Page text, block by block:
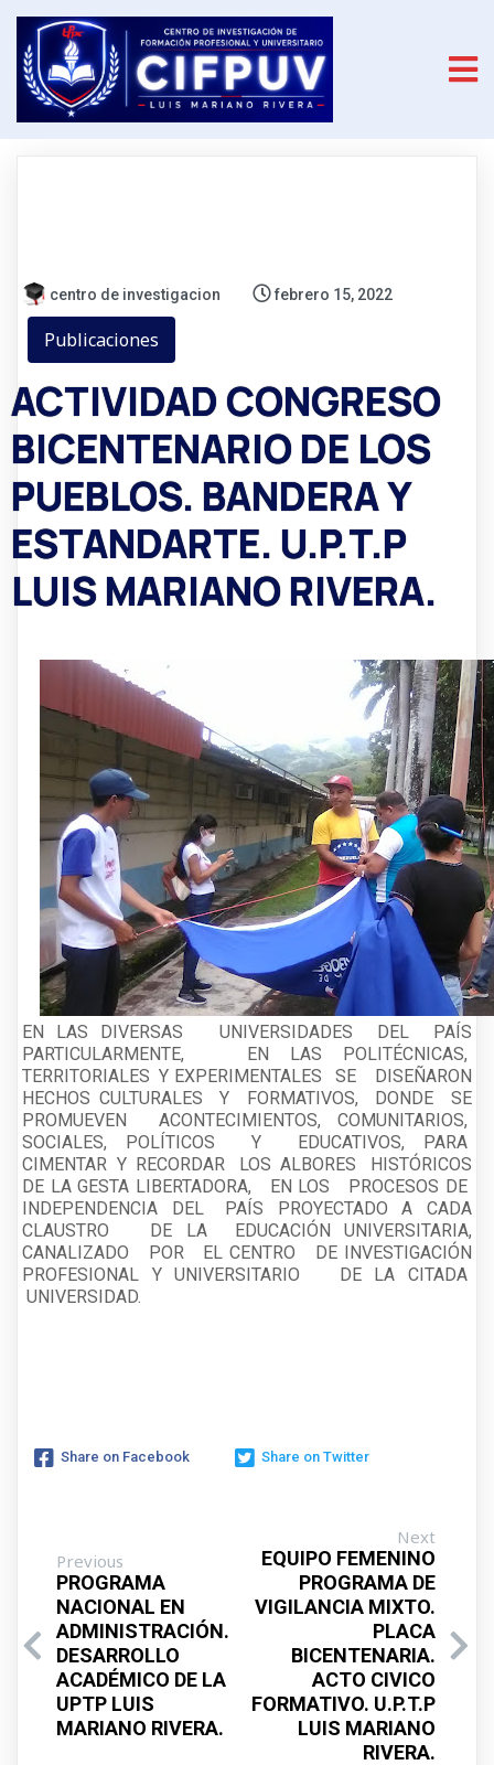
centro de investigacion febrero 15, 2022
Publicaciones
ACTIVIDAD CONGRESO
BICENTENARIO DE LOS
PUEBLOS. BANDERA Y
ESTANDARTE. U.P.T.P
LUIS MARIANO RIVERA.
EN LAS DIVERSAS UNIVERSIDADES DEL PAÍS
PARTICULARMENTE, EN LAS POLITÉCNICAS,
TERRITORIALES Y EXPERIMENTALES SE DISEÑARON
HECHOS CULTURALES Y FORMATIVOS, DONDE SE
PROMUEVEN ACONTECIMIENTOS, COMUNITARIOS,
SOCIALES, POLÍTICOS Y EDUCATIVOS, PARA
CIMENTAR Y RECORDAR LOS ALBORES HISTÓRICOS
DE LA GESTA LIBERTADORA, EN LOS PROCESOS DE
INDEPENDENCIA DEL PAÍS PROYECTADO A CADA
CLAUSTRO DE LA EDUCACIÓN UNIVERSITARIA,
CANALIZADO POR EL CENTRO DE INVESTIGACIÓN
PROFESIONAL Y UNIVERSITARIO DE LA CITADA
UNIVERSIDAD.
Share on Facebook Share on Twitter
Previous
PROGRAMA
NACIONAL EN
ADMINISTRACIÓN.
DESARROLLO
ACADÉMICO DE LA
UPTP LUIS
MARIANO RIVERA.
Next
EQUIPO FEMENINO
PROGRAMA DE
VIGILANCIA MIXTO.
PLACA
BICENTENARIA.
ACTO CIVICO
FORMATIVO. U.P.T.P
LUIS MARIANO
RIVERA.